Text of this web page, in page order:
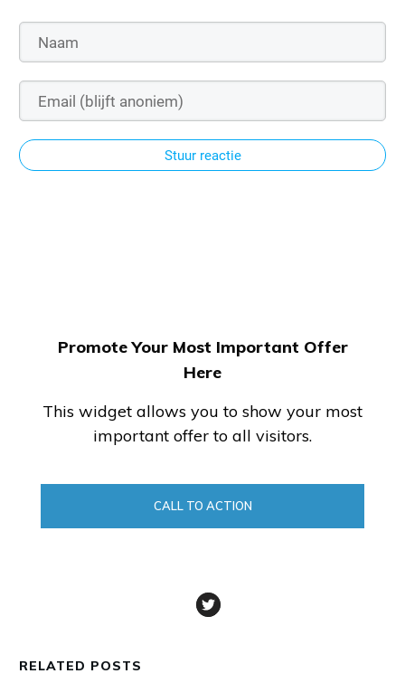
Stuur reactie
Promote Your Most Important Offer
Here
This widget allows you to show your most
important offer to all visitors.
CALL TO ACTION
RELATED POSTS